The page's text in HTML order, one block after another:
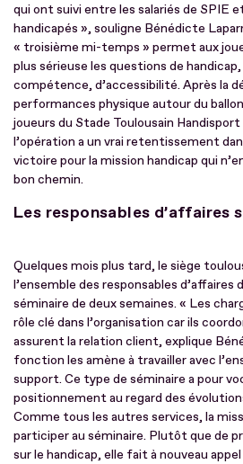
qui ont suivi entre les salariés de SPIE
handicapés », souligne Bénédicte
« troisième mi-temps » permet aux
plus sérieuse les questions de
compétence, d’accessibilité. Après la
performances physique autour du
joueurs du Stade Toulousain
l’opération a un vrai retentissement
victoire pour la mission handicap qui
bon chemin.
Les responsables d’affaires
Quelques mois plus tard, le siège
l’ensemble des responsables d’affaires
séminaire de deux semaines. « Les
rôle clé dans l’organisation car ils
assurent la relation client, explique
fonction les amène à travailler avec
support. Ce type de séminaire a pour
positionnement au regard des
Comme tous les autres services, la
participer au séminaire. Plutôt que de
sur le handicap, elle fait à nouveau